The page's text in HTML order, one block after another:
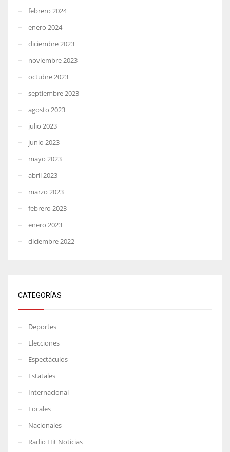
febrero 2024
enero 2024
diciembre 2023
noviembre 2023
octubre 2023
septiembre 2023
agosto 2023
julio 2023
junio 2023
mayo 2023
abril 2023
marzo 2023
febrero 2023
enero 2023
diciembre 2022
CATEGORÍAS
Deportes
Elecciones
Espectáculos
Estatales
Internacional
Locales
Nacionales
Radio Hit Noticias